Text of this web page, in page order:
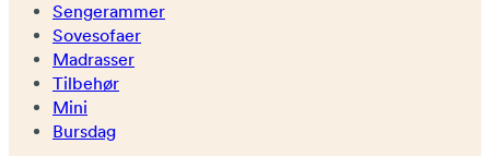
Sengerammer
Sovesofaer
Madrasser
Tilbehør
Mini
Bursdag